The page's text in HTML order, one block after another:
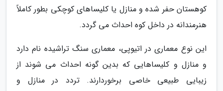
کوهستان حفر شده و منازل یا کلیساهای کوچکی بطور کاملاً
هنرمندانه در داخل کوه احداث می گردد.
این نوع معماری در اتیوپی، معماری سنگ تراشیده نام دارد
و منازل و کلیساهایی که بدین گونه احداث می شوند از
زیبایی طبیعی خاصی برخوردارند. تردد در منازل و